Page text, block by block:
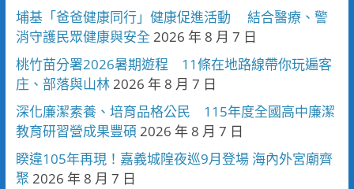
埔基「爸爸健康同行」健康促進活動 結合醫療、警
消守護民眾健康與安全 2026 年 8 月 7 日
桃竹苗分署2026暑期遊程 11條在地路線帶你玩遍客
庄、部落與山林2026 年 8 月 7 日
深化廉潔素養、培育品格公民 115年度全國高中廉潔
教育研習營成果豐碩 2026 年 8 月 7 日
睽違105年再現！嘉義城隍夜巡9月登場 海內外宮廟齊
聚 2026 年 8 月 7 日